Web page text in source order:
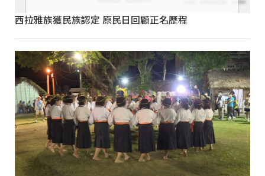
西拉雅族獲民族認定 原民日回顧正名歷程